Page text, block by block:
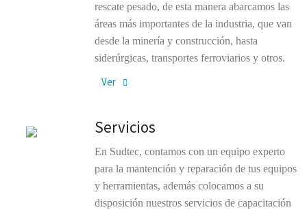
rescate pesado, de esta manera abarcamos las
áreas más importantes de la industria, que van
desde la minería y construcción, hasta
siderúrgicas, transportes ferroviarios y otros.
Ver
Servicios
En Sudtec, contamos con un equipo experto
para la mantención y reparación de tus equipos
y herramientas, además colocamos a su
disposición nuestros servicios de capacitación